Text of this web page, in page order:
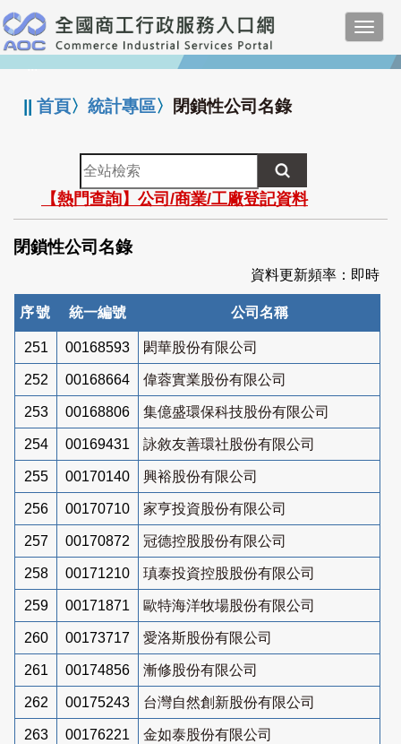
跳
到
主
要
:::
||首頁〉統計專區〉 閉鎖性公司名錄
全
站
檢
索
【熱門查詢】公司/商業/工廠登記資料
閉鎖性公司名錄
資料更新頻率：即時
序號 統一編號 公司名稱
251 00168593 閎華股份有限公司
252 00168664 偉蓉實業股份有限公司
253 00168806 集億盛環保科技股份有限公司
254 00169431 詠敘友善環社股份有限公司
255 00170140 興裕股份有限公司
256 00170710 家亨投資股份有限公司
257 00170872 冠德控股股份有限公司
258 00171210 瑱泰投資控股股份有限公司
259 00171871 歐特海洋牧場股份有限公司
260 00173717 愛洛斯股份有限公司
261 00174856 漸修股份有限公司
262 00175243 台灣自然創新股份有限公司
263 00176221 金如泰股份有限公司